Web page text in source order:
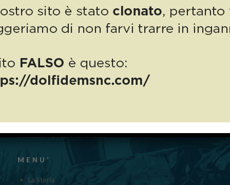
PUBBLICAZIONE AIUTI DI STATO
contenuti nel registro nazionale degli aiuti di Stato di cui all’ ART.52
della L.234/2012 a cui si rinvia“
MENU’
La Storia